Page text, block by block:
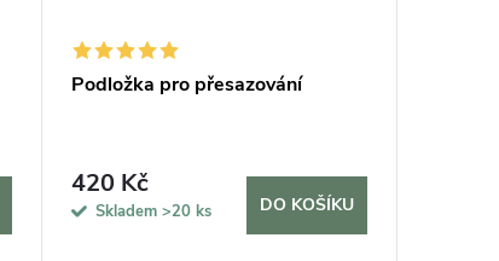
Podložka pro přesazování
420 Kč
Skladem >20 ks DO KOŠÍKU